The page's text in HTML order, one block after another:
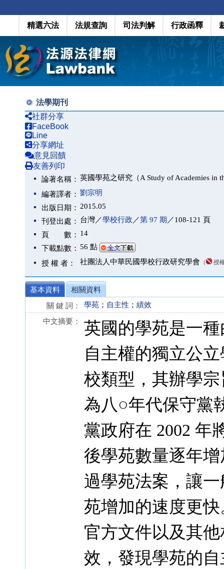
精選六法 法規查詢 司法判解 行政函釋
法學期刊
社群分享
FaceBook
Line
分享網址
意見回饋
友善列印
論著名稱： 英國學苑之研究（A Study of Academies in
編著譯者： 劉宗明
出版日期： 2015.05
刊登出處： 台灣／學校行政 ／第 97 期 ／108-121 頁
頁 數： 14
下載點數： 56 點
授 權 者： 社團法人中華民國學校行政研究學會 （ 授
基本資料
相關資料
關 鍵 詞：
學苑 ； 自主性 ； 績效
中文摘要：
英國的學苑是一
自主權的獨立公
校類型，其辦學
為八○年代保守黨
黨政府在 2002 年
後學苑數量逐年
過學苑法案，讓
苑增加的速度更
官方文件以及其
效，發現學苑的